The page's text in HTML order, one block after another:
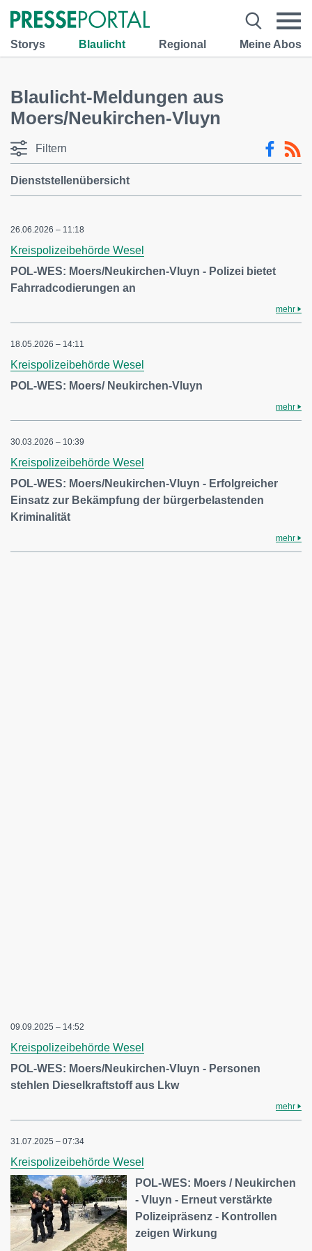
Storys Blaulicht Regional Meine Abos
Blaulicht-Meldungen aus
Moers/Neukirchen-Vluyn
Filtern
Dienststellenübersicht
26.06.2026 – 11:18
Kreispolizeibehörde Wesel
POL-WES: Moers/Neukirchen-Vluyn - Polizei bietet
Fahrradcodierungen an
mehr
18.05.2026 – 14:11
Kreispolizeibehörde Wesel
POL-WES: Moers/ Neukirchen-Vluyn
mehr
30.03.2026 – 10:39
Kreispolizeibehörde Wesel
POL-WES: Moers/Neukirchen-Vluyn - Erfolgreicher
Einsatz zur Bekämpfung der bürgerbelastenden
Kriminalität
mehr
09.09.2025 – 14:52
Kreispolizeibehörde Wesel
POL-WES: Moers/Neukirchen-Vluyn - Personen
stehlen Dieselkraftstoff aus Lkw
mehr
31.07.2025 – 07:34
Kreispolizeibehörde Wesel
POL-WES: Moers / Neukirchen
- Vluyn - Erneut verstärkte
Polizeipräsenz - Kontrollen
zeigen Wirkung